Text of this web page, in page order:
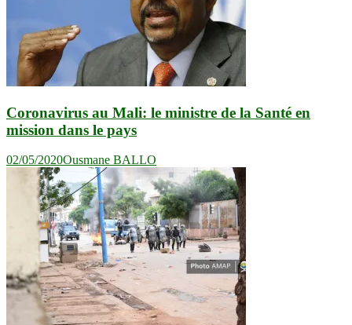
Coronavirus au Mali: le ministre de la Santé en
mission dans le pays
02/05/2020Ousmane BALLO